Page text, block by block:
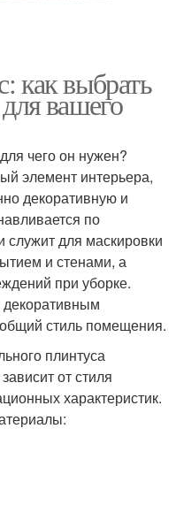
как выбрать
вашего
чего он нужен?
элемент интерьера,
декоративную и
по
служит для маскировки
и стенами, а
при уборке.
декоративным
стиль помещения.
плинтуса
от стиля
характеристик.